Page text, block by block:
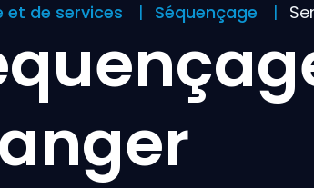
et de services Séquençage